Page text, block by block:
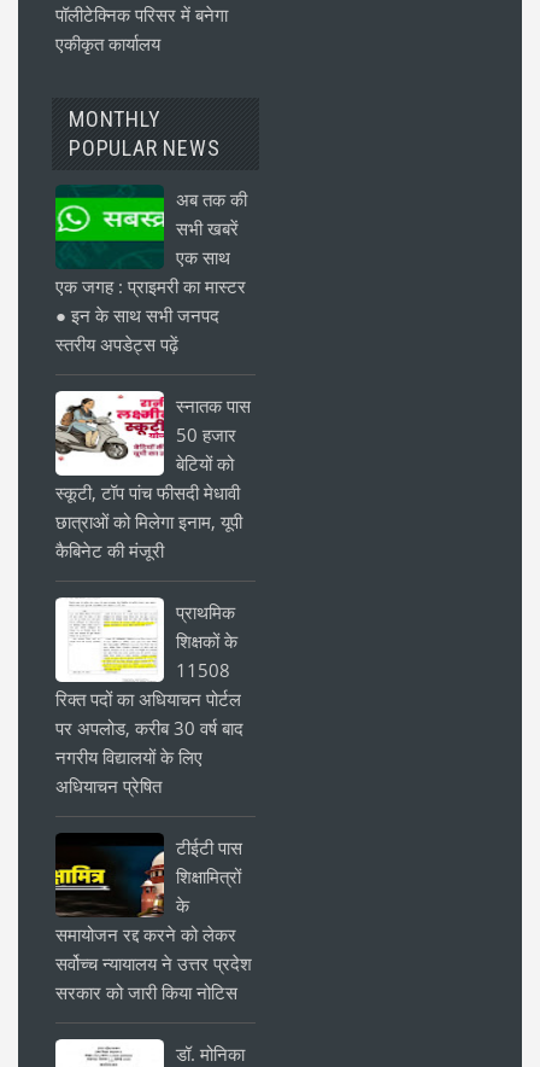
पॉलीटेक्निक परिसर में बनेगा
एकीकृत कार्यालय
MONTHLY
POPULAR NEWS
अब तक की
सभी खबरें
एक साथ
एक जगह : प्राइमरी का मास्टर
● इन के साथ सभी जनपद
स्तरीय अपडेट्स पढ़ें
स्नातक पास
50 हजार
बेटियों को
स्कूटी, टॉप पांच फीसदी मेधावी
छात्राओं को मिलेगा इनाम, यूपी
कैबिनेट की मंजूरी
प्राथमिक
शिक्षकों के
11508
रिक्त पदों का अधियाचन पोर्टल
पर अपलोड, करीब 30 वर्ष बाद
नगरीय विद्यालयों के लिए
अधियाचन प्रेषित
टीईटी पास
शिक्षामित्रों
के
समायोजन रद्द करने को लेकर
सर्वोच्च न्यायालय ने उत्तर प्रदेश
सरकार को जारी किया नोटिस
डॉ. मोनिका